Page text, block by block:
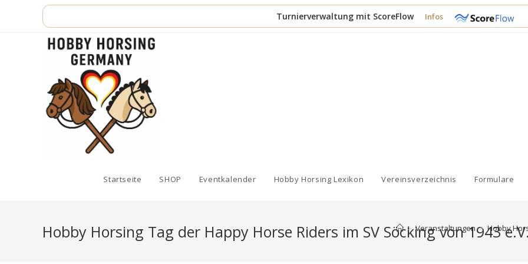
Turnierverwaltung mit ScoreFlow Infos
Startseite SHOP Eventkalender Hobby Horsing Lexikon Vereinsverzeichnis Formulare
Hobby Horsing Tag der Happy Horse Riders im SV Söcking von 1943
> Veranstaltungen > Hobby